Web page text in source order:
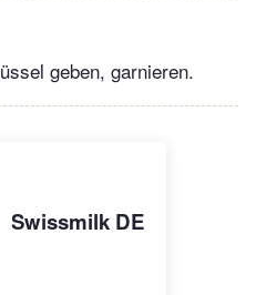
geben, garnieren.
Swissmilk DE